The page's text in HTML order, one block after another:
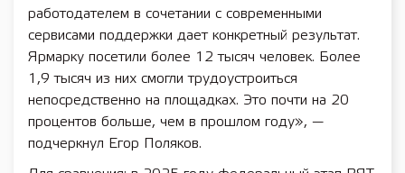
работодателем в сочетании с современными
сервисами поддержки дает конкретный результат.
Ярмарку посетили более 12 тысяч человек. Более
1,9 тысяч из них смогли трудоустроиться
непосредственно на площадках. Это почти на 20
процентов больше, чем в прошлом году», —
подчеркнул Егор Поляков.